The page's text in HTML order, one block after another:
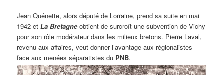
Jean Quénette, alors député de Lorraine, prend sa suite en mai
1942 etLa Bretagneobtient de surcroît une subvention de Vichy
pour son rôle modérateur dans les milieux bretons. Pierre Laval,
revenu aux affaires, veut donner l’avantage aux régionalistes
face aux menées séparatistes du PNB.